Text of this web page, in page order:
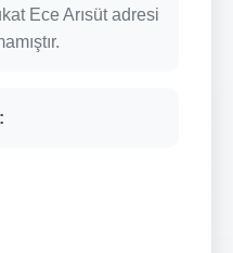
Ece Arısüt adresi